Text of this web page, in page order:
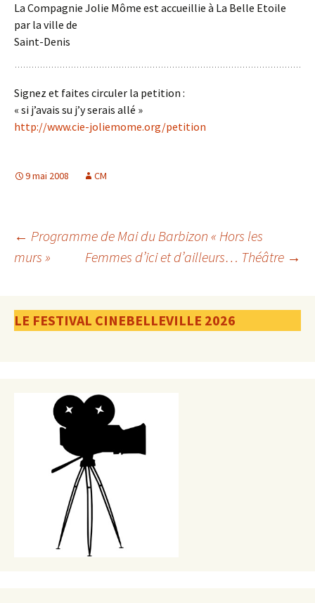
La Compagnie Jolie Môme est accueillie à La Belle Etoile
par la ville de
Saint-Denis
Signez et faites circuler la petition :
« si j’avais su j’y serais allé »
http://www.cie-joliemome.org/petition
9 mai 2008 CM
Navigation
articles
← Programme de Mai du Barbizon « Hors les
murs »
Femmes d’ici et d’ailleurs… Théâtre →
LE FESTIVAL CINEBELLEVILLE 2026